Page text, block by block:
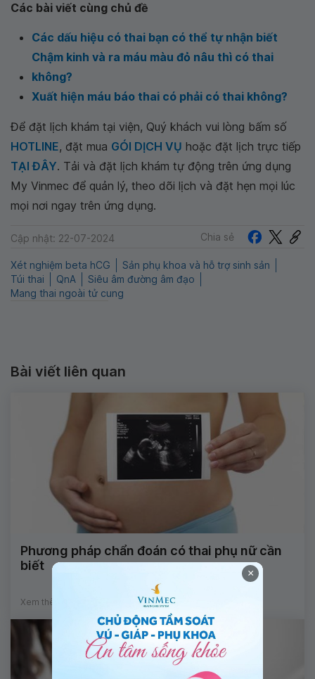
Các bài viết cùng chủ đề
Các dấu hiệu có thai bạn có thể tự nhận biết
Chậm kinh và ra máu màu đỏ nâu thì có thai
không?
Xuất hiện máu báo thai có phải có thai không?
Để đặt lịch khám tại viện, Quý khách vui lòng bấm số
HOTLINE, đặt mua GÓI DỊCH VỤ hoặc đặt lịch trực tiếp
TẠI ĐÂY. Tải và đặt lịch khám tự động trên ứng dụng
My Vinmec để quản lý, theo dõi lịch và đặt hẹn mọi lúc
mọi nơi ngay trên ứng dụng.
Cập nhật: 22-07-2024 Chia sẻ
Xét nghiệm beta hCG
Sản phụ khoa và hỗ trợ sinh sản
Túi thai
QnA
Siêu âm đường âm đạo
Mang thai ngoài tử cung
Bài viết liên quan
Phương pháp chẩn đoán có thai phụ nữ cần
biết
Xem thêm
×